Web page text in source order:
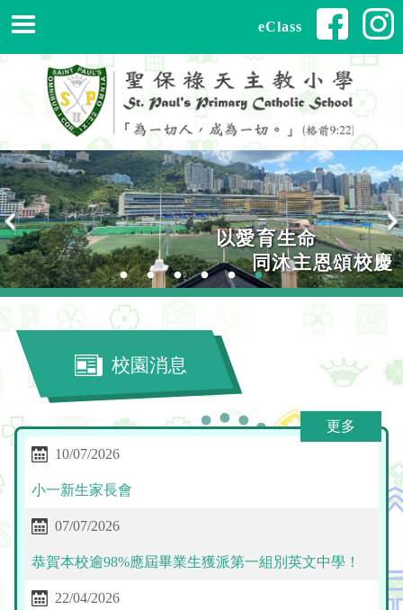
eClass
以愛育生命
同沐主恩頌校慶
以愛育生命
同沐主恩頌校慶
校園消息
更多
10/07/2026
小一新生家長會
07/07/2026
恭賀本校逾98%應屆畢業生獲派第一組別英文中學！
22/04/2026